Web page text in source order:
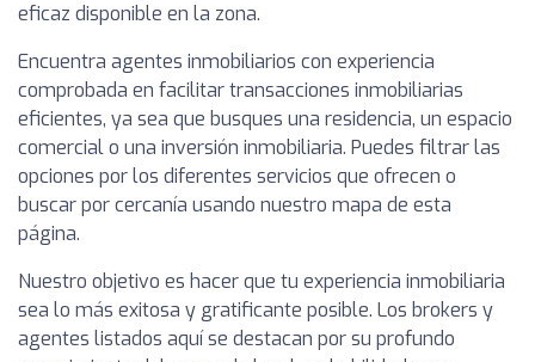
eficaz disponible en la zona.
Encuentra agentes inmobiliarios con experiencia
comprobada en facilitar transacciones inmobiliarias
eficientes, ya sea que busques una residencia, un espacio
comercial o una inversión inmobiliaria. Puedes filtrar las
opciones por los diferentes servicios que ofrecen o
buscar por cercanía usando nuestro mapa de esta
página.
Nuestro objetivo es hacer que tu experiencia inmobiliaria
sea lo más exitosa y gratificante posible. Los brokers y
agentes listados aquí se destacan por su profundo